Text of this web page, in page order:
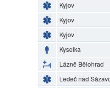
Kyjov
Kyjov
Kyjov
Kyselka
Lázně Bělohrad
Ledeč nad